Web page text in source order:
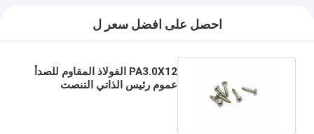
احصل على افضل سعر ل
PA3.0X12 الفولاذ المقاوم للصدأ
عموم رئيس الذاتي التنصت